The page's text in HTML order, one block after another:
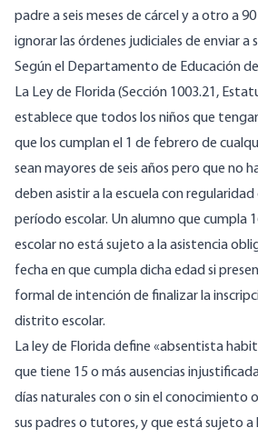
padre a seis meses de cárcel y a otro a
ignorar las órdenes judiciales de enviar a
Segúnel Departamento de Educación
La Ley de Florida (Sección 1003.21,
establece que todos los niños que
que los cumplan el 1 de febrero de
sean mayores de seis años pero que no
deben asistir a la escuela con
período escolar. Un alumno que cumpla
escolar no está sujeto a la asistencia
fecha en que cumpla dicha edad si
formal de intención de finalizar la
distrito escolar.
La ley de Florida define «absentista
que tiene 15 o más ausencias
días naturales con o sin el conocimiento
sus padres o tutores, y que está sujeto a